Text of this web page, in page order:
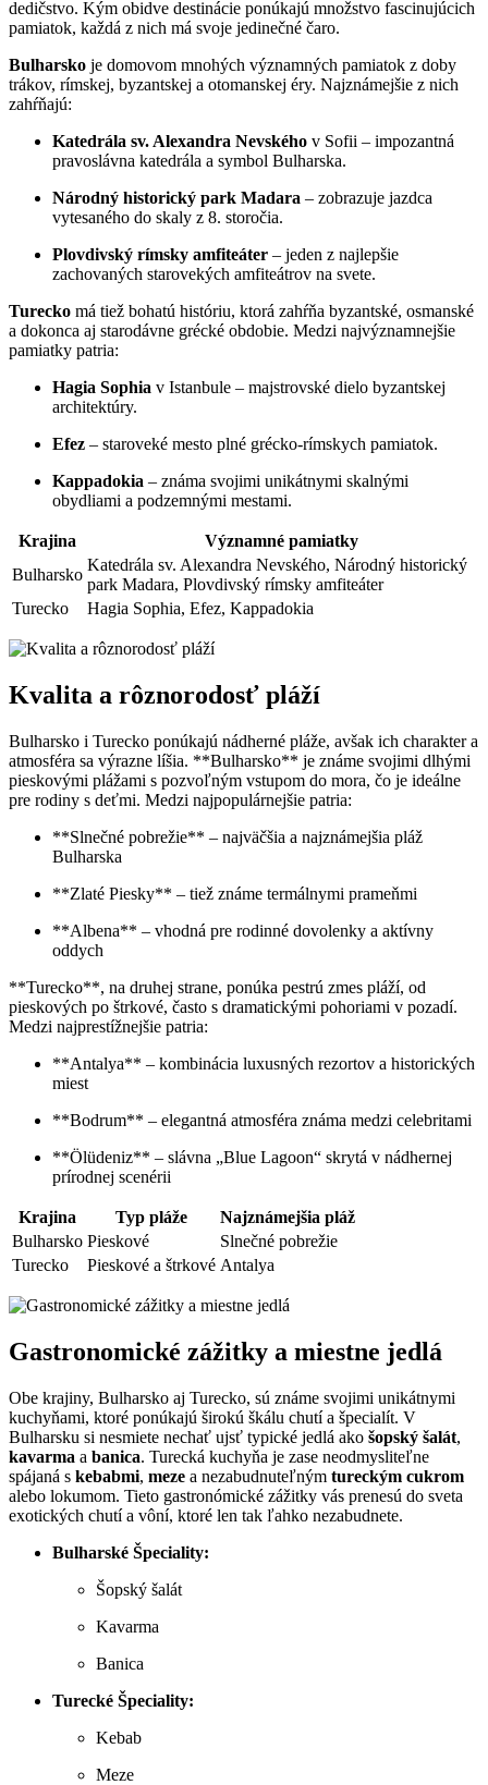
dedičstvo. Kým obidve destinácie ponúkajú množstvo fascinujúcich
pamiatok, každá z nich má svoje jedinečné čaro.
Bulharsko je domovom mnohých významných pamiatok z doby
trákov, rímskej, byzantskej a otomanskej éry. Najznámejšie z nich
zahŕňajú:
Katedrála sv. Alexandra Nevského v Sofii – impozantná
pravoslávna katedrála a symbol Bulharska.
Národný historický park Madara – zobrazuje jazdca
vytesaného do skaly z 8. storočia.
Plovdivský rímsky amfiteáter – jeden z najlepšie
zachovaných starovekých amfiteátrov na svete.
Turecko má tiež bohatú históriu, ktorá zahŕňa byzantské, osmanské
a dokonca aj starodávne grécké obdobie. Medzi najvýznamnejšie
pamiatky patria:
Hagia Sophia v Istanbule – majstrovské dielo byzantskej
architektúry.
Efez – staroveké mesto plné grécko-rímskych pamiatok.
Kappadokia – známa svojimi unikátnymi skalnými
obydliami a podzemnými mestami.
Krajina
Významné pamiatky
Bulharsko
Katedrála sv. Alexandra Nevského, Národný historický
park Madara, Plovdivský rímsky amfiteáter
Turecko
Hagia Sophia, Efez, Kappadokia
Kvalita a rôznorodosť pláží
Bulharsko i Turecko ponúkajú nádherné pláže, avšak ich charakter a
atmosféra sa výrazne líšia. **Bulharsko** je známe svojimi dlhými
pieskovými plážami s pozvoľným vstupom do mora, čo je ideálne
pre rodiny s deťmi. Medzi najpopulárnejšie patria:
**Slnečné pobrežie** – najväčšia a najznámejšia pláž
Bulharska
**Zlaté Piesky** – tiež známe termálnymi prameňmi
**Albena** – vhodná pre rodinné dovolenky a aktívny
oddych
**Turecko**, na druhej strane, ponúka pestrú zmes pláží, od
pieskových po štrkové, často s dramatickými pohoriami v pozadí.
Medzi najprestížnejšie patria:
**Antalya** – kombinácia luxusných rezortov a historických
miest
**Bodrum** – elegantná atmosféra známa medzi celebritami
**Ölüdeniz** – slávna „Blue Lagoon“ skrytá v nádhernej
prírodnej scenérii
Krajina Typ pláže
Najznámejšia pláž
Bulharsko Pieskové
Slnečné pobrežie
Turecko
Pieskové a štrkové Antalya
Gastronomické zážitky a miestne jedlá
Obe krajiny, Bulharsko aj Turecko, sú známe svojimi unikátnymi
kuchyňami, ktoré ponúkajú širokú škálu chutí a špecialít. V
Bulharsku si nesmiete nechať ujsť typické jedlá ako šopský šalát,
kavarma a banica. Turecká kuchyňa je zase neodmysliteľne
spájaná s kebabmi, meze a nezabudnuteľným tureckým cukrom
alebo lokumom. Tieto gastronómické zážitky vás prenesú do sveta
exotických chutí a vôní, ktoré len tak ľahko nezabudnete.
Bulharské Špeciality:
Šopský šalát
Kavarma
Banica
Turecké Špeciality:
Kebab
Meze